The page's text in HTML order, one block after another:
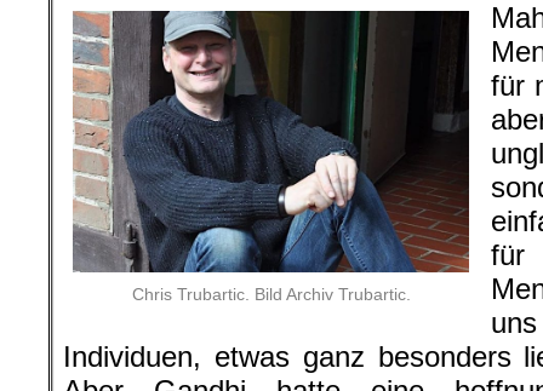
Chris Trubartic. Bild Archiv Trubartic.
für
Individuen, etwas ganz besonders